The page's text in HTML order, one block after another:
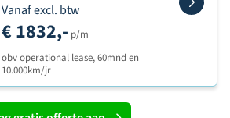
Vanaf excl. btw
€ 1832,- p/m
obv operational lease, 60mnd en
10.000km/jr